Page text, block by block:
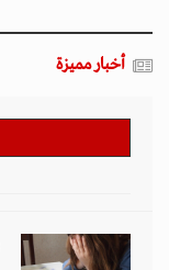
أخبار مميزة